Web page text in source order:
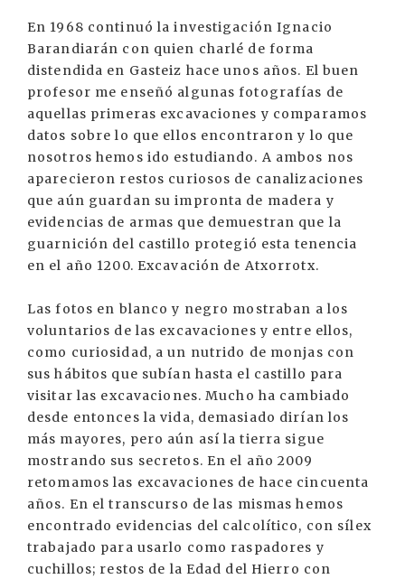
En 1968 continuó la investigación Ignacio
Barandiarán con quien charlé de forma
distendida en Gasteiz hace unos años. El buen
profesor me enseñó algunas fotografías de
aquellas primeras excavaciones y comparamos
datos sobre lo que ellos encontraron y lo que
nosotros hemos ido estudiando. A ambos nos
aparecieron restos curiosos de canalizaciones
que aún guardan su impronta de madera y
evidencias de armas que demuestran que la
guarnición del castillo protegió esta tenencia
en el año 1200. Excavación de Atxorrotx.
Las fotos en blanco y negro mostraban a los
voluntarios de las excavaciones y entre ellos,
como curiosidad, a un nutrido de monjas con
sus hábitos que subían hasta el castillo para
visitar las excavaciones. Mucho ha cambiado
desde entonces la vida, demasiado dirían los
más mayores, pero aún así la tierra sigue
mostrando sus secretos. En el año 2009
retomamos las excavaciones de hace cincuenta
años. En el transcurso de las mismas hemos
encontrado evidencias del calcolítico, con sílex
trabajado para usarlo como raspadores y
cuchillos; restos de la Edad del Hierro con